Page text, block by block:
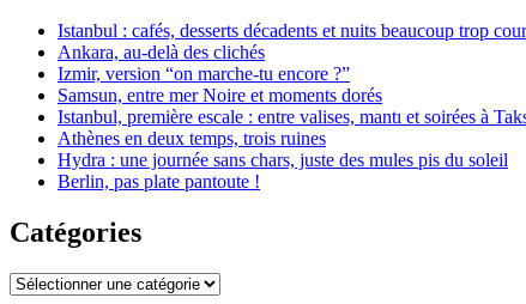
Istanbul : cafés, desserts décadents et nuits beaucoup trop
Ankara, au-delà des clichés
Izmir, version “on marche-tu encore ?”
Samsun, entre mer Noire et moments dorés
Istanbul, première escale : entre valises, mantı et soirées à
Athènes en deux temps, trois ruines
Hydra : une journée sans chars, juste des mules pis du soleil
Berlin, pas plate pantoute !
Catégories
Catégories